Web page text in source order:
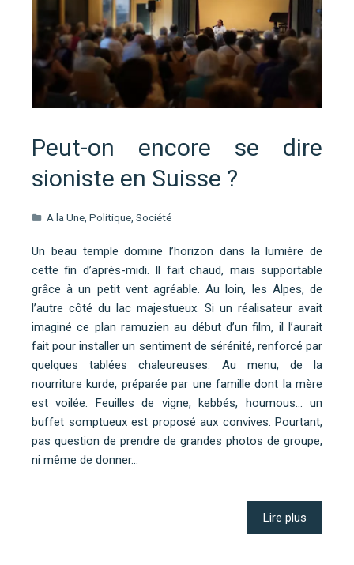
Peut-on encore se dire
sioniste en Suisse ?
A la Une Politique Société
Un beau temple domine l’horizon dans la lumière de
cette fin d’après-midi. Il fait chaud, mais supportable
grâce à un petit vent agréable. Au loin, les Alpes, de
l’autre côté du lac majestueux. Si un réalisateur avait
imaginé ce plan ramuzien au début d’un film, il l’aurait
fait pour installer un sentiment de sérénité, renforcé par
quelques tablées chaleureuses. Au menu, de la
nourriture kurde, préparée par une famille dont la mère
est voilée. Feuilles de vigne, kebbés, houmous... un
buffet somptueux est proposé aux convives. Pourtant,
pas question de prendre de grandes photos de groupe,
ni même de donner…
Lire plus